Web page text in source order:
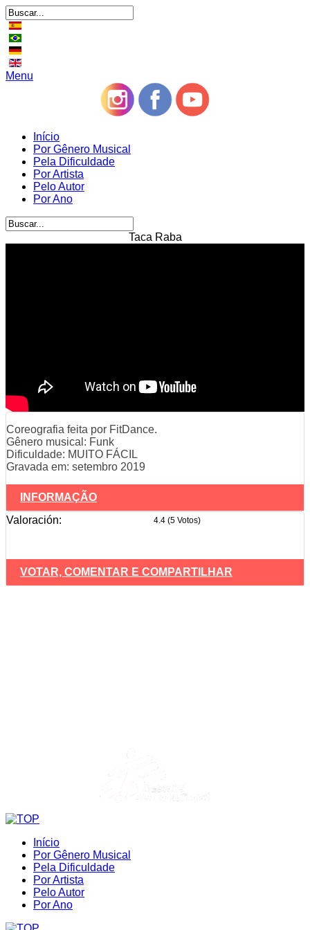
Menu
Início
Por Gênero Musical
Pela Dificuldade
Por Artista
Pelo Autor
Por Ano
Taca Raba
Coreografia feita por FitDance.
Gênero musical: Funk
Dificuldade: MUITO FÁCIL
Gravada em: setembro 2019
INFORMAÇÃO
Valoración:
4.4 (5 Votos)
VOTAR, COMENTAR E COMPARTILHAR
Início
Por Gênero Musical
Pela Dificuldade
Por Artista
Pelo Autor
Por Ano